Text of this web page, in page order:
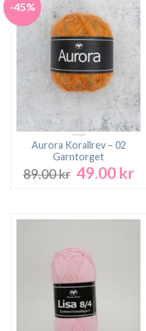
-45%
Aurora Korallrev – 02
Garntorget
89.00kr Det
89.00 kr.
49.00 kr